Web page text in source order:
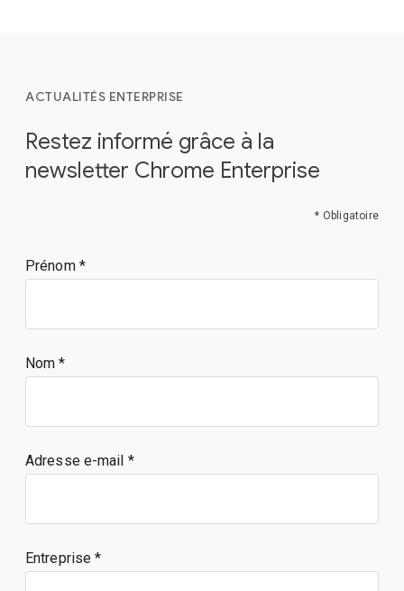
ACTUALITÉS ENTERPRISE
Restez informé grâce à la
newsletter Chrome Enterprise
* Obligatoire
Prénom
Nom
Adresse e-mail
Entreprise